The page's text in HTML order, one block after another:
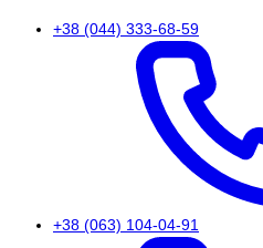
+38 (044) 333-68-59
+38 (063) 104-04-91